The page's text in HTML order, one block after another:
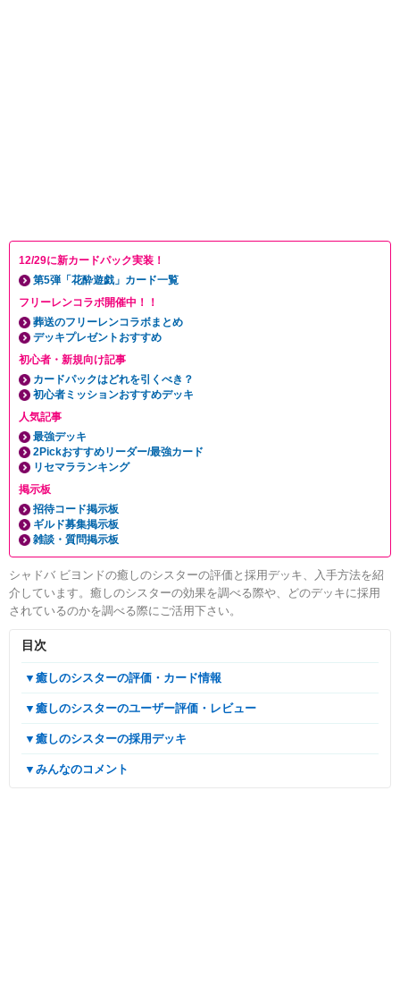
12/29に新カードパック実装！
第5弾「花酔遊戯」カード一覧
フリーレンコラボ開催中！！
葬送のフリーレンコラボまとめ
デッキプレゼントおすすめ
初心者・新規向け記事
カードパックはどれを引くべき？
初心者ミッションおすすめデッキ
人気記事
最強デッキ
2Pickおすすめリーダー/最強カード
リセマラランキング
掲示板
招待コード掲示板
ギルド募集掲示板
雑談・質問掲示板
シャドバ ビヨンドの癒しのシスターの評価と採用デッキ、入手方法を紹
介しています。癒しのシスターの効果を調べる際や、どのデッキに採用
されているのかを調べる際にご活用下さい。
目次
▼癒しのシスターの評価・カード情報
▼癒しのシスターのユーザー評価・レビュー
▼癒しのシスターの採用デッキ
▼みんなのコメント